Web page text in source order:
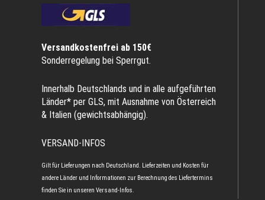
Versandkostenfrei ab 150€
Sonderregelung bei Sperrgut.
Innerhalb Deutschlands und in alle aufgeführten
Länder* per GLS, mit Ausnahme von Österreich
& Italien (gewichtsabhängig).
VERSAND-INFOS
Gilt für Lieferungen nach Deutschland. Lieferzeiten und Kosten für
andere Länder und Informationen zur Berechnung des Liefertermins
finden Sie in unseren Versand-Infos